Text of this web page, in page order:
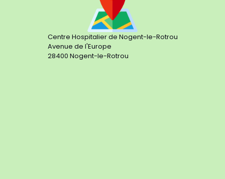
Centre Hospitalier de Nogent-le-Rotrou
Avenue de l'Europe
28400 Nogent-le-Rotrou